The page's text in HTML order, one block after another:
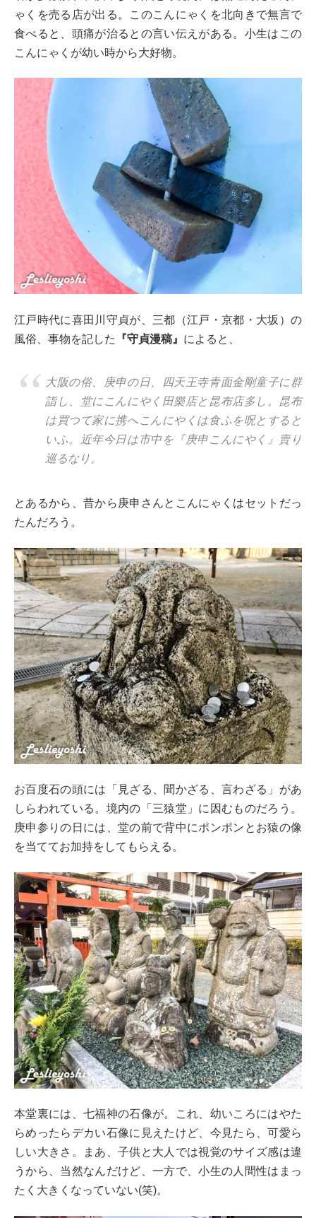
ゃくを売る店が出る。このこんにゃくを北向きで無言で
食べると、頭痛が治るとの言い伝えがある。小生はこの
こんにゃくが幼い時から大好物。
江戸時代に喜田川守貞が、三都（江戸・京都・大坂）の
風俗、事物を記した
『守貞漫稿』 によると、
大阪の俗、庚申の日、四天王寺青面金剛童子に群
詣し、堂にこんにやく田樂店と昆布店多し。昆布
は買つて家に携へこんにやくは食ふを呪とすると
いふ。近年今日は市中を『庚申こんにやく』賣り
巡るなり。
とあるから、昔から庚申さんとこんにゃくはセットだっ
たんだろう。
お百度石の頭には「見ざる、聞かざる、言わざる」があ
しらわれている。境内の「三猿堂」に因むものだろう。
庚申参りの日には、堂の前で背中にポンポンとお猿の像
を当ててお加持をしてもらえる。
本堂裏には、七福神の石像が。これ、幼いころにはやた
らめったらデカい石像に見えたけど、今見たら、可愛ら
しい大きさ。まあ、子供と大人では視覚のサイズ感は違
うから、当然なんだけど、一方で、小生の人間性はまっ
たく大きくなっていない(笑)。